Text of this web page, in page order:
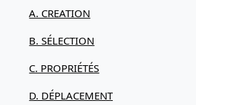
A. CREATION
B. SÉLECTION
C. PROPRIÉTÉS
D. DÉPLACEMENT